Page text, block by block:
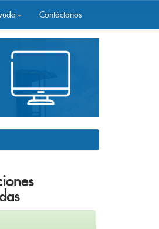
Contáctanos